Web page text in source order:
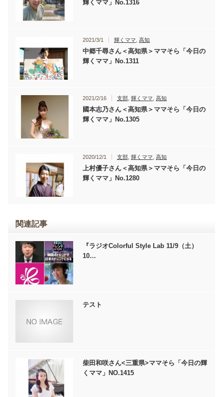
輝くママ」No.1316
2021/3/1 輝くママ ,高知
中郷千尋さん＜高知県＞ママそら「今日の
輝くママ」No.1311
2021/2/16 支部 ,輝くママ ,高知
國本志乃さん＜高知県＞ママそら「今日の
輝くママ」No.1305
2020/12/1 支部 ,輝くママ ,高知
上村優子さん＜高知県＞ママそら「今日の
輝くママ」No.1280
関連記事
『ラジオColorful Style Lab 11/9（土）
10…
テスト
柴田和咲さん<三重県>ママそら「今日の輝
くママ」NO.1415